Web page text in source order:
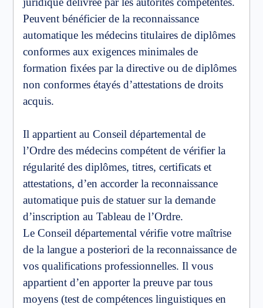
Peuvent bénéficier de la reconnaissance
automatique les médecins titulaires de diplômes
conformes aux exigences minimales de
formation fixées par la directive ou de diplômes
non conformes étayés d’attestations de droits
acquis.
Il appartient au Conseil départemental de
l’Ordre des médecins compétent de vérifier la
régularité des diplômes, titres, certificats et
attestations, d’en accorder la reconnaissance
automatique puis de statuer sur la demande
d’inscription au Tableau de l’Ordre.
Le Conseil départemental vérifie votre maîtrise
de la langue a posteriori de la reconnaissance de
vos qualifications professionnelles. Il vous
appartient d’en apporter la preuve par tous
moyens (test de compétences linguistiques en